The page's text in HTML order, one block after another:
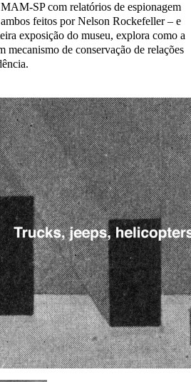
SP com relatórios de espionagem
feitos por Nelson Rockefeller – e
exposição do museu, explora como a
mecanismo de conservação de relações